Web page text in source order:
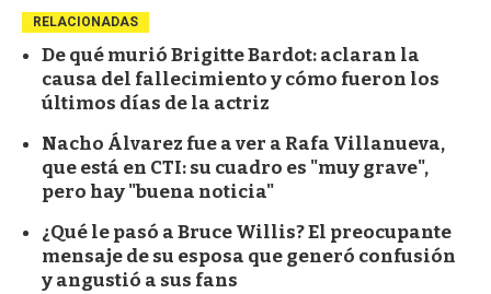
RELACIONADAS
De qué murió Brigitte Bardot: aclaran la
causa del fallecimiento y cómo fueron los
últimos días de la actriz
Nacho Álvarez fue a ver a Rafa Villanueva,
que está en CTI: su cuadro es "muy grave",
pero hay "buena noticia"
¿Qué le pasó a Bruce Willis? El preocupante
mensaje de su esposa que generó confusión
y angustió a sus fans